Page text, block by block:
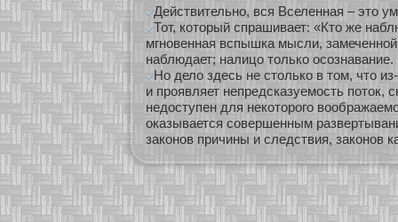
Действительно, вся Вселенная – это
Тот, который спрашивает: «Кто же
мгновенная вспышка мысли, замеченной
наблюдает; налицо только осознавание.
Но дело здесь не столько в том, что
и проявляет непредсказуемость поток,
недоступен для некоторого
оказывается совершенным
законов причины и следствия, законов